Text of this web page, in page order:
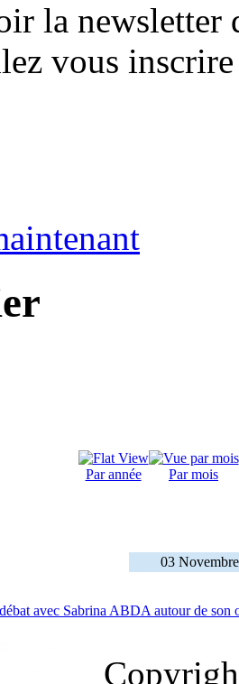
la
vous
Par année Par mois
03
avec Sabrina ABDA autour de son